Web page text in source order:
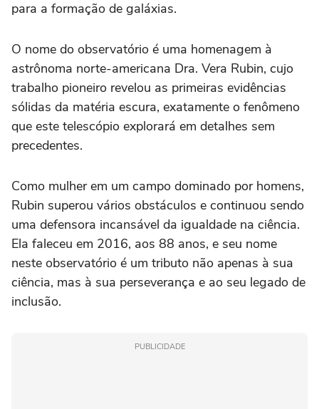
para a formação de galáxias.
O nome do observatório é uma homenagem à
astrônoma norte-americana Dra. Vera Rubin, cujo
trabalho pioneiro revelou as primeiras evidências
sólidas da matéria escura, exatamente o fenômeno
que este telescópio explorará em detalhes sem
precedentes.
Como mulher em um campo dominado por homens,
Rubin superou vários obstáculos e continuou sendo
uma defensora incansável da igualdade na ciência.
Ela faleceu em 2016, aos 88 anos, e seu nome
neste observatório é um tributo não apenas à sua
ciência, mas à sua perseverança e ao seu legado de
inclusão.
PUBLICIDADE